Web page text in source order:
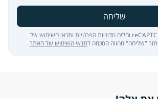
שליחה
מדיניות הפרטיות ותנאי השימוש של
תנאי השימוש של האתר.